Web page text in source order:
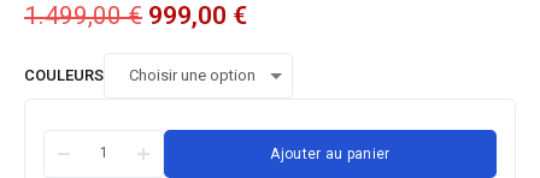
1.499,00€ 999,00 €
COULEURS
Ajouter au panier